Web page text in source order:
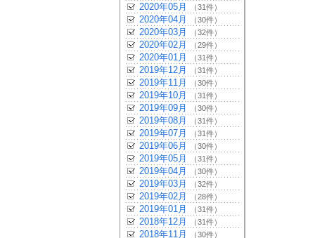
2020年05月 （31件）
2020年04月 （30件）
2020年03月 （32件）
2020年02月 （29件）
2020年01月 （31件）
2019年12月 （31件）
2019年11月 （30件）
2019年10月 （31件）
2019年09月 （30件）
2019年08月 （31件）
2019年07月 （31件）
2019年06月 （30件）
2019年05月 （31件）
2019年04月 （30件）
2019年03月 （32件）
2019年02月 （28件）
2019年01月 （31件）
2018年12月 （31件）
2018年11月 （30件）